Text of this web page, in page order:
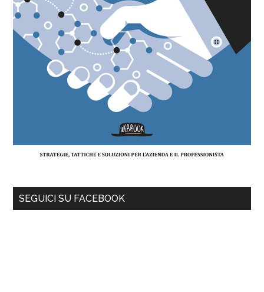
SEGUICI SU FACEBOOK